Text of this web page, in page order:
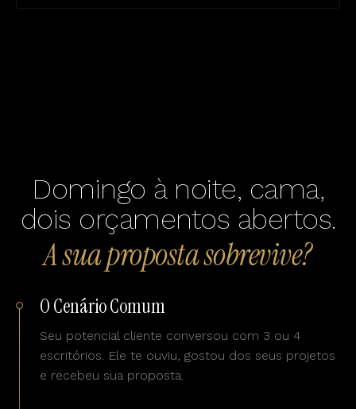
Domingo à noite, cama,
dois orçamentos abertos.
A sua proposta sobrevive?
O Cenário Comum
Seu potencial cliente conversou com 3 ou 4
escritórios. Ele te ouviu, gostou dos seus projetos
e recebeu sua proposta.